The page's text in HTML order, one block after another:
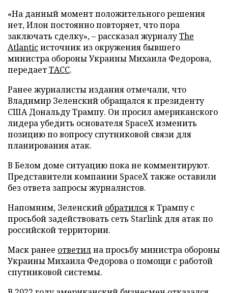
«На данный момент положительного решения
нет, Илон постоянно повторяет, что пора
заключать сделку», – рассказал журналуThe
Atlanticисточник из окружения бывшего
министра обороны Украины Михаила Федорова,
передаетТАСС.
Ранее журналисты издания отмечали, что
Владимир Зеленский обращался к президенту
США Дональду Трампу. Он просил американского
лидера убедить основателя SpaceX изменить
позицию по вопросу спутниковой связи для
планирования атак.
В Белом доме ситуацию пока не комментируют.
Представители компании SpaceX также оставили
без ответа запросы журналистов.
Напомним, Зеленский обратилсяк Трампу с
просьбой задействовать сеть Starlink для атак по
российской территории.
Маск ранее ответилна просьбу министра обороны
Украины Михаила Федорова о помощи с работой
спутниковой системы.